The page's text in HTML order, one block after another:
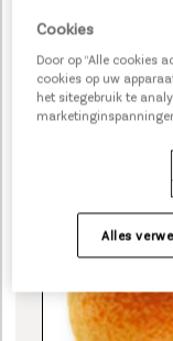
MINI
Cookies
Door op “Alle cookies
cookies op uw
het sitegebruik te
Alles